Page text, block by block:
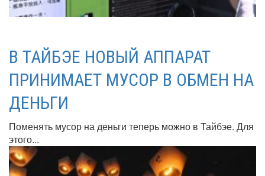
В ТАЙБЭЕ НОВЫЙ АППАРАТ
ПРИНИМАЕТ МУСОР В ОБМЕН НА
ДЕНЬГИ
Поменять мусор на деньги теперь можно в Тайбэе. Для
этого...